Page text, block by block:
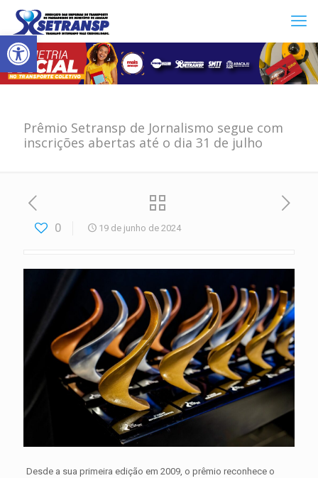
Abrir a barra de ferramentas
Prêmio Setransp de Jornalismo segue com
inscrições abertas até o dia 31 de julho
0 19 de junho de 2024
Desde a sua primeira edição em 2009, o prêmio reconhece o